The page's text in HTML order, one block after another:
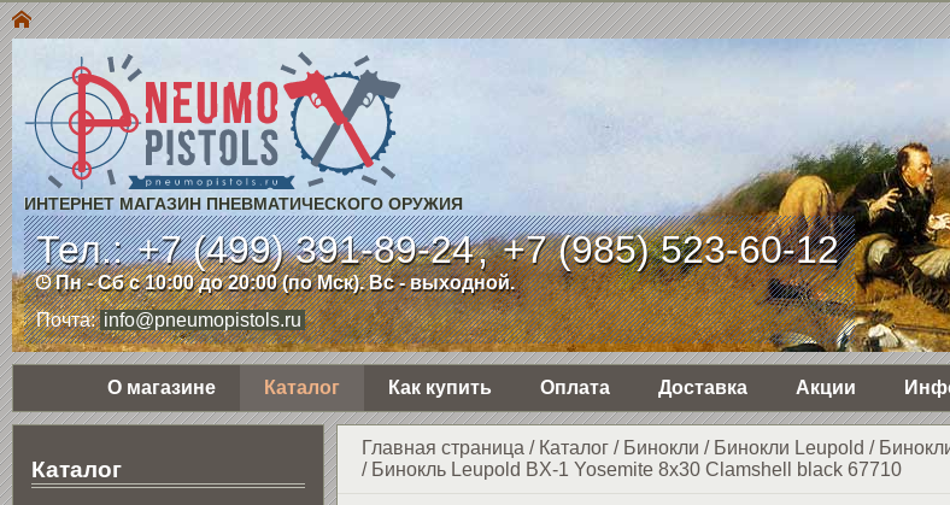
ИНТЕРНЕТ МАГАЗИН ПНЕВМАТИЧЕСКОГО ОРУЖИЯ
Тел.:+7 (499) 391-89-24,+7 (985) 523-60-12
Пн - Сб с 10:00 до 20:00 (по Мск). Вс - выходной.
Почта: info@pneumopistols.ru
О магазине Каталог Как купить Оплата Доставка Акции
Главная страница / Каталог/ Бинокли / Бинокли Leupold /
/ Бинокль Leupold BX-1 Yosemite 8x30 Clamshell black 67710
Каталог